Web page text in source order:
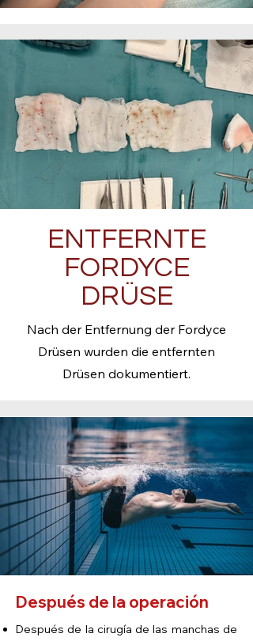
ENTFERNTE
FORDYCE
DRÜSE
Nach der Entfernung der Fordyce
Drüsen wurden die entfernten
Drüsen dokumentiert.
Después de la operación
Después de la cirugía de las manchas de